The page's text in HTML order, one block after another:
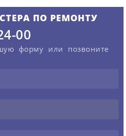
ПО РЕМОНТУ
00
форму или позвоните